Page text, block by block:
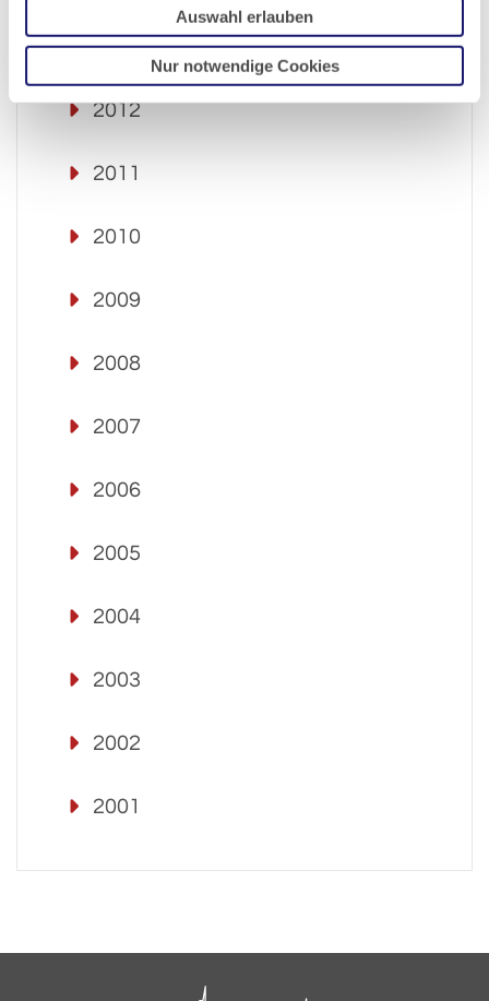
Auswahl erlauben
Nur notwendige Cookies
2013
2012
2011
2010
2009
2008
2007
2006
2005
2004
2003
2002
2001